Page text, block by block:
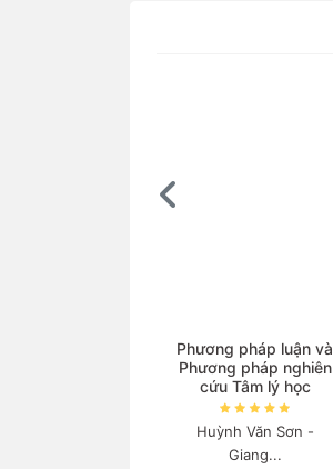
Phương pháp luận và
Phương pháp nghiên
cứu Tâm lý học
Huỳnh Văn Sơn -
Giang...